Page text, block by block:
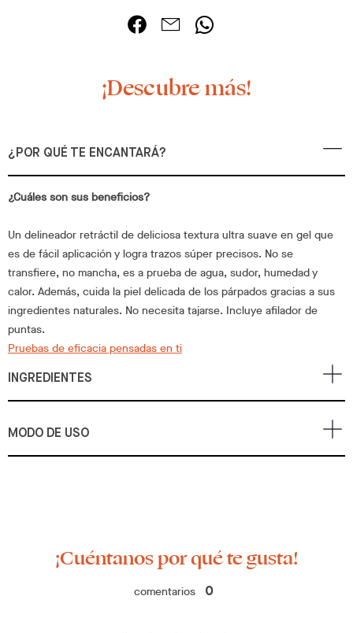
¡Descubre más!
¿POR QUÉ TE ENCANTARÁ?
¿Cuáles son sus beneficios?
Un delineador retráctil de deliciosa textura ultra suave en gel que
es de fácil aplicación y logra trazos súper precisos. No se
transfiere, no mancha, es a prueba de agua, sudor, humedad y
calor. Además, cuida la piel delicada de los párpados gracias a sus
ingredientes naturales. No necesita tajarse. Incluye afilador de
puntas.
Pruebas de eficacia pensadas en ti
INGREDIENTES
MODO DE USO
¡Cuéntanos por qué te gusta!
comentarios 0